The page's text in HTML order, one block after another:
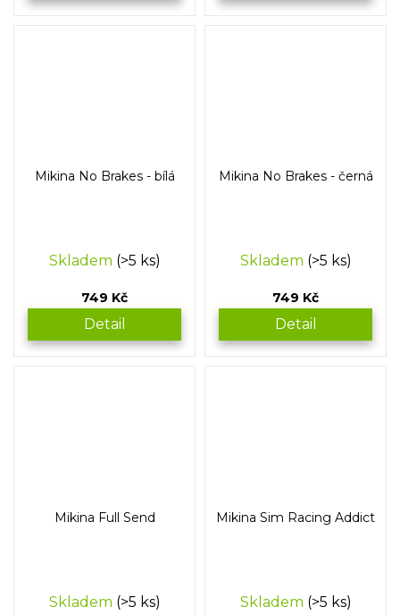
Mikina No Brakes - bílá
Skladem (>5 ks)
749 Kč
Detail
Mikina No Brakes - černá
Skladem (>5 ks)
749 Kč
Detail
Mikina Full Send
Skladem (>5 ks)
Mikina Sim Racing Addict
Skladem (>5 ks)